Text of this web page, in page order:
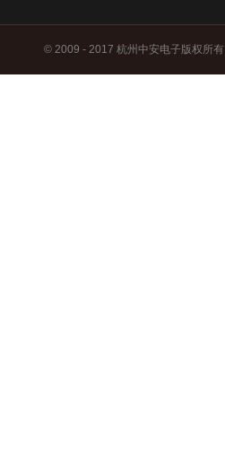
© 2009 - 2017 杭州中安电子版权所有